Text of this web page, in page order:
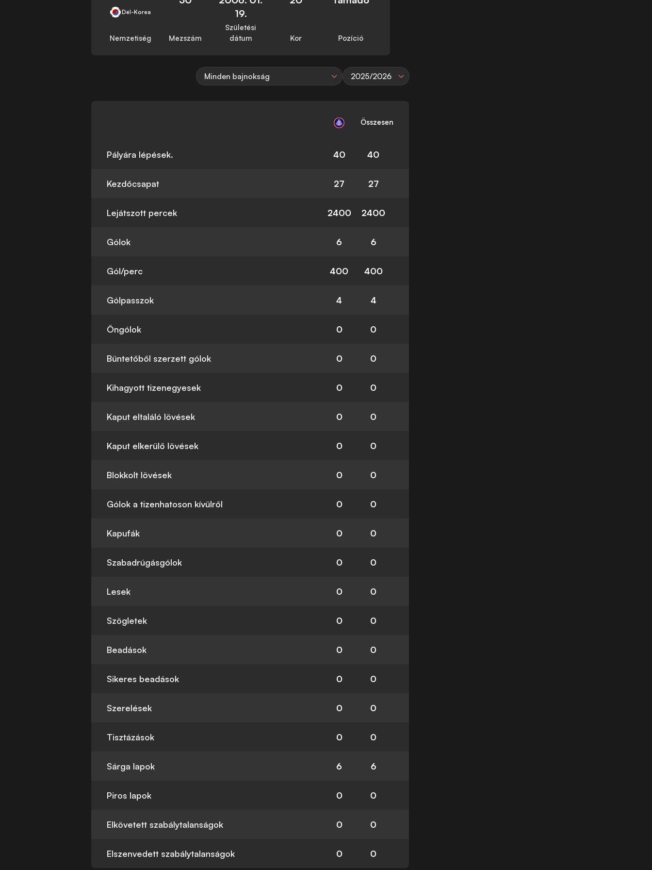
Dél-Korea
Nemzetiség Mezszám
19.
Születési
dátum
Kor Pozíció
Minden bajnokság 2025/2026
Összesen
Pályára lépések. 40 40
Kezdőcsapat 27 27
Lejátszott percek 2400 2400
Gólok 6 6
Gól/perc 400 400
Gólpasszok 4 4
Öngólok 0 0
Büntetőből szerzett gólok 0 0
Kihagyott tizenegyesek 0 0
Kaput eltaláló lövések 0 0
Kaput elkerülő lövések 0 0
Blokkolt lövések 0 0
Gólok a tizenhatoson kívülről 0 0
Kapufák 0 0
Szabadrúgásgólok 0 0
Lesek 0 0
Szögletek 0 0
Beadások 0 0
Sikeres beadások 0 0
Szerelések 0 0
Tisztázások 0 0
Sárga lapok 6 6
Piros lapok 0 0
Elkövetett szabálytalanságok 0 0
Elszenvedett szabálytalanságok 0 0